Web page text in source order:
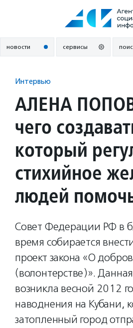
новости сервисы
Интервью
АЛЕНА
чего
который
стихийное
людей
Совет Федерации РФ в
время собирается
проект закона «О
(волонтерстве)».
возникла весной 2012
наводнения на Кубани,
затопленный город